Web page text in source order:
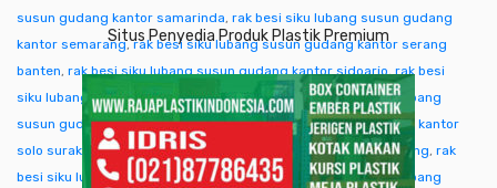
susun gudang kantor samarinda, rak besi siku lubang susun gudang
kantor semarang,rak besi siku lubang susun gudang kantor serang
banten, rak besi siku lubang susun gudang kantor sidoarjo,rak besi
siku lubang susun gudang kantor singkawang,rak besi siku lubang
susun gudang kantor sofifi,rak besi siku lubang susun gudang kantor
solo surakarta,rak besi siku lubang susun gudang kantor sorong, rak
besi siku lubang susun gudang kantor subang,rak besi siku lubang
Situs Penyedia Produk Plastik Premium